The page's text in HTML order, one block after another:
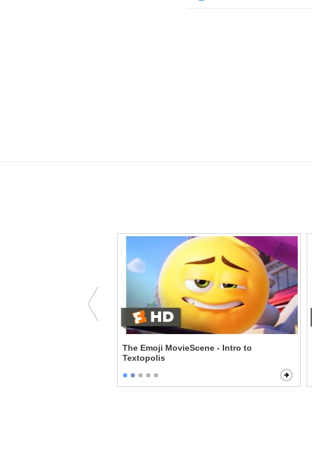
The Emoji MovieScene - Intro to
Textopolis